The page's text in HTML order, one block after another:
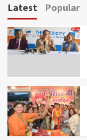
Latest Popular